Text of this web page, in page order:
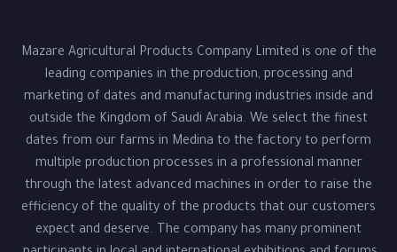
Mazare Agricultural Products Company Limited is one of the
leading companies in the production, processing and
marketing of dates and manufacturing industries inside and
outside the Kingdom of Saudi Arabia. We select the finest
dates from our farms in Medina to the factory to perform
multiple production processes in a professional manner
through the latest advanced machines in order to raise the
efficiency of the quality of the products that our customers
expect and deserve. The company has many prominent